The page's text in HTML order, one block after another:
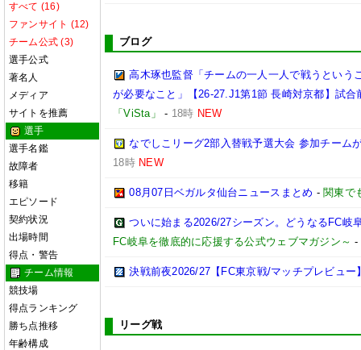
すべて (16)
ファンサイト (12)
チーム公式 (3)
選手公式
著名人
メディア
サイトを推薦
選手
選手名鑑
故障者
移籍
エピソード
契約状況
出場時間
得点・警告
チーム情報
競技場
得点ランキング
勝ち点推移
年齢構成
ブログ
高木琢也監督「チームの一人一人で戦うという
が必要なこと」【26-27.J1第1節 長崎対京都】試合
「ViSta」
- 18時 NEW
なでしこリーグ2部入替戦予選大会 参加チーム
18時 NEW
08月07日ベガルタ仙台ニュースまとめ - 関東で
ついに始まる2026/27シーズン。どうなるFC岐
FC岐阜を徹底的に応援する公式ウェブマガジン～ -
決戦前夜2026/27【FC東京戦/マッチプレビュー
リーグ戦